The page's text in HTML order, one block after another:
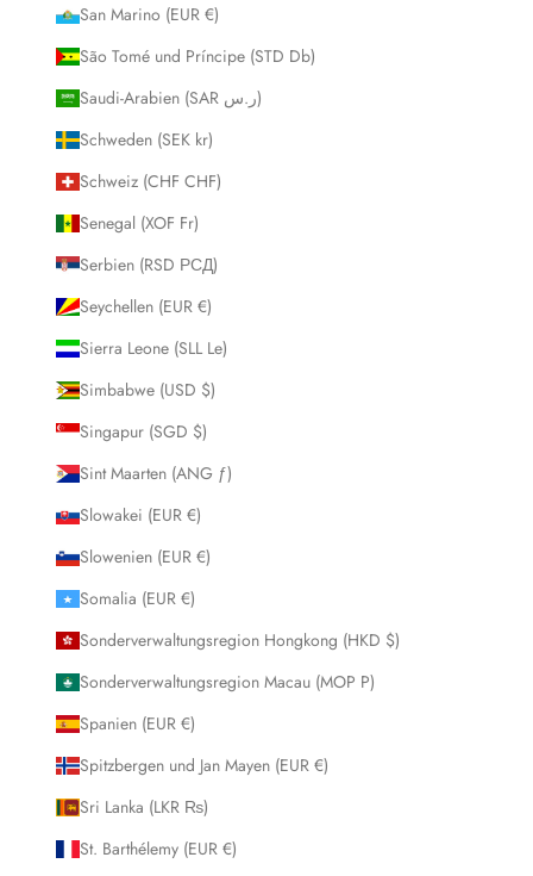
San Marino (EUR €)
São Tomé und Príncipe (STD Db)
Saudi-Arabien (SAR ر.س)
Schweden (SEK kr)
Schweiz (CHF CHF)
Senegal (XOF Fr)
Serbien (RSD РСД)
Seychellen (EUR €)
Sierra Leone (SLL Le)
Simbabwe (USD $)
Singapur (SGD $)
Sint Maarten (ANG ƒ)
Slowakei (EUR €)
Slowenien (EUR €)
Somalia (EUR €)
Sonderverwaltungsregion Hongkong (HKD $)
Sonderverwaltungsregion Macau (MOP P)
Spanien (EUR €)
Spitzbergen und Jan Mayen (EUR €)
Sri Lanka (LKR ₨)
St. Barthélemy (EUR €)